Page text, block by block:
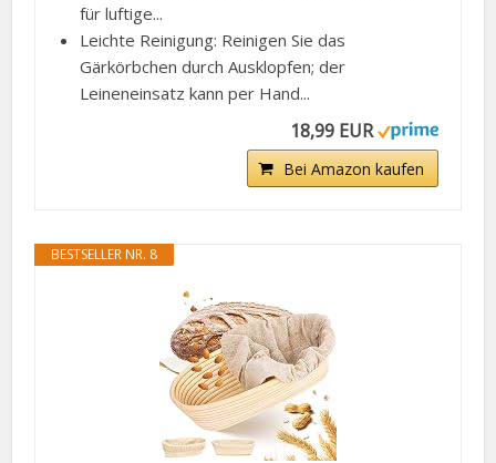
für luftige...
Leichte Reinigung: Reinigen Sie das
Gärkörbchen durch Ausklopfen; der
Leineneinsatz kann per Hand...
18,99 EUR
Bei Amazon kaufen
BESTSELLER NR. 8